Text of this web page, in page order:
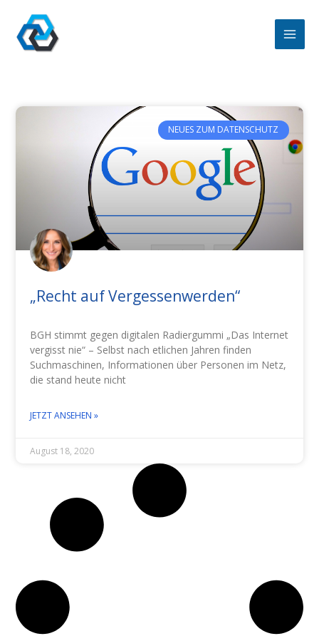
Inhalt
springen
NEUES ZUM DATENSCHUTZ
„Recht auf Vergessenwerden“
BGH stimmt gegen digitalen Radiergummi „Das Internet
vergisst nie“ – Selbst nach etlichen Jahren finden
Suchmaschinen, Informationen über Personen im Netz,
die stand heute nicht
JETZT ANSEHEN »
August 18, 2020